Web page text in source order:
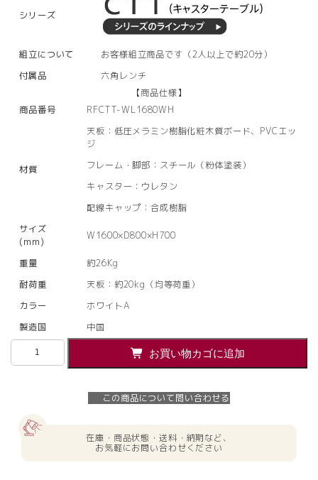
シリーズ
組立について
お客様組立商品です（2人以上で約20分）
付属品
六角レンチ
【商品仕様】
商品番号
RFCTT-WL1680WH
材質
天板：低圧メラミン樹脂化粧木質ボード、PVCエッ
ジ
フレーム・脚部：スチール（粉体塗装）
キャスター：ウレタン
配線キャップ：合成樹脂
サイズ
(mm)
W1600×D800×H700
重量
約26Kg
耐荷重
天板：約20kg（均等荷重）
カラー
ホワイトA
製造国
中国
【法
お買い物カゴに追加
この商品について問い合わせる
在庫・商品状態・送料・納期など、
お気軽にお問い合わせください